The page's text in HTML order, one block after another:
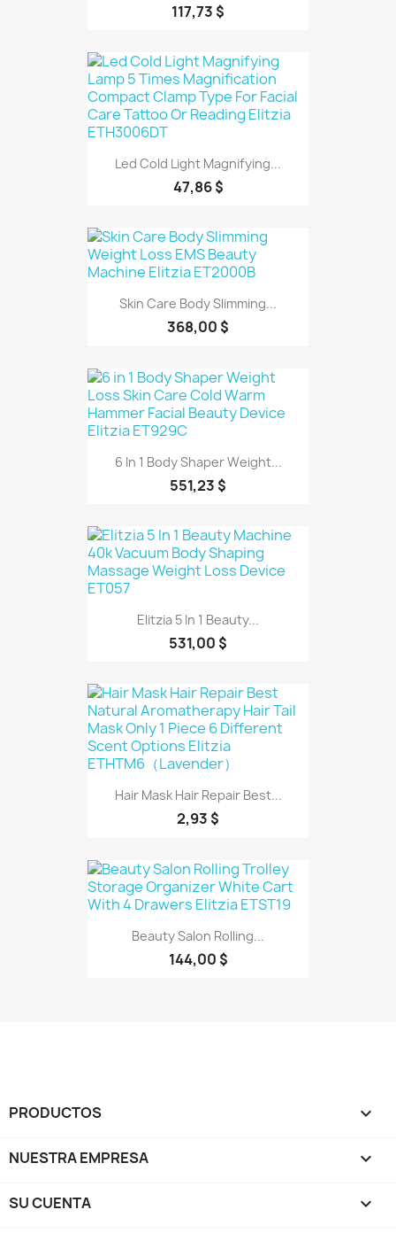
117,73 $
Led Cold Light Magnifying...
47,86 $
Skin Care Body Slimming...
368,00 $
6 In 1 Body Shaper Weight...
551,23 $
Elitzia 5 In 1 Beauty...
531,00 $
Hair Mask Hair Repair Best...
2,93 $
Beauty Salon Rolling...
144,00 $
PRODUCTOS 
NUESTRA EMPRESA 
SU CUENTA 